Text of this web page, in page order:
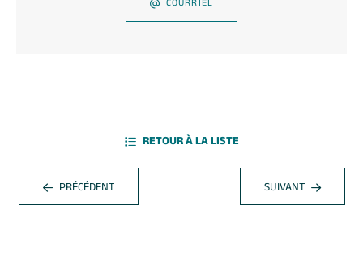
COURRIEL
PRÉCÉDENT
RETOUR À LA LISTE
SUIVANT